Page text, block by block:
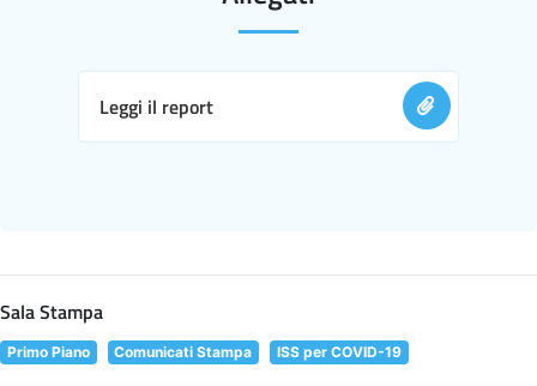
Leggi il report
Sala Stampa
Primo Piano Comunicati Stampa ISS per COVID-19